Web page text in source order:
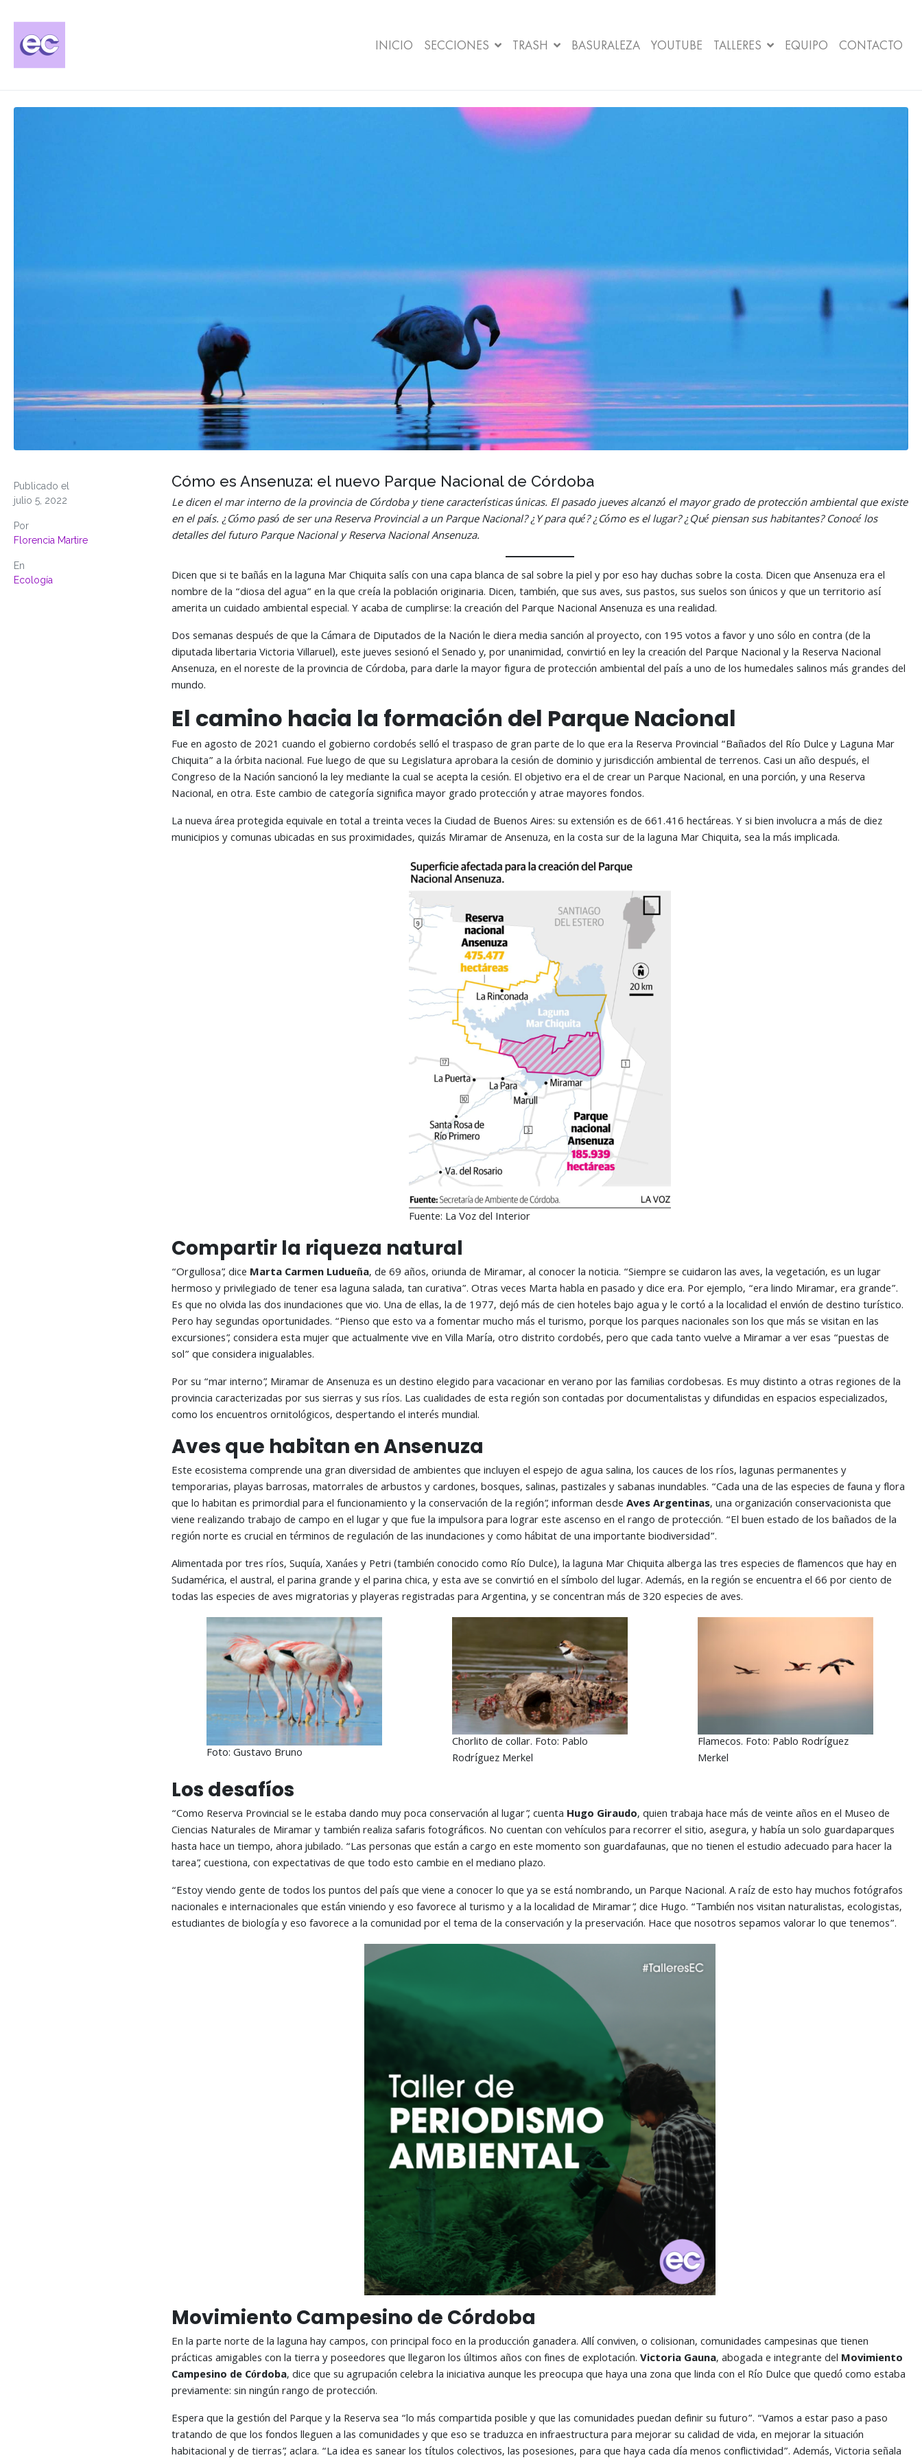
INICIO SECCIONES TRASH BASURALEZA YOUTUBE TALLERES EQUIPO CONTACTO
Publicado el
julio 5, 2022
Por
Florencia Martire
En
Ecología
Cómo es Ansenuza: el nuevo Parque Nacional de Córdoba
Le dicen el mar interno de la provincia de Córdoba y tiene características únicas. El pasado jueves alcanzó el mayor grado de protección ambiental que existe
en el país. ¿Cómo pasó de ser una Reserva Provincial a un Parque Nacional? ¿Y para qué? ¿Cómo es el lugar? ¿Qué piensan sus habitantes? Conocé los
detalles del futuro Parque Nacional y Reserva Nacional Ansenuza.
Dicen que si te bañás en la laguna Mar Chiquita salís con una capa blanca de sal sobre la piel y por eso hay duchas sobre la costa. Dicen que Ansenuza era el
nombre de la “diosa del agua” en la que creía la población originaria. Dicen, también, que sus aves, sus pastos, sus suelos son únicos y que un territorio así
amerita un cuidado ambiental especial. Y acaba de cumplirse: la creación del Parque Nacional Ansenuza es una realidad.
Dos semanas después de que la Cámara de Diputados de la Nación le diera media sanción al proyecto, con 195 votos a favor y uno sólo en contra (de la
diputada libertaria Victoria Villaruel), este jueves sesionó el Senado y, por unanimidad, convirtió en ley la creación del Parque Nacional y la Reserva Nacional
Ansenuza, en el noreste de la provincia de Córdoba, para darle la mayor figura de protección ambiental del país a uno de los humedales salinos más grandes del
mundo.
El camino hacia la formación del Parque Nacional
Fue en agosto de 2021 cuando el gobierno cordobés selló el traspaso de gran parte de lo que era la Reserva Provincial “Bañados del Río Dulce y Laguna Mar
Chiquita” a la órbita nacional. Fue luego de que su Legislatura aprobara la cesión de dominio y jurisdicción ambiental de terrenos. Casi un año después, el
Congreso de la Nación sancionó la ley mediante la cual se acepta la cesión. El objetivo era el de crear un Parque Nacional, en una porción, y una Reserva
Nacional, en otra. Este cambio de categoría significa mayor grado protección y atrae mayores fondos.
La nueva área protegida equivale en total a treinta veces la Ciudad de Buenos Aires: su extensión es de 661.416 hectáreas. Y si bien involucra a más de diez
municipios y comunas ubicadas en sus proximidades, quizás Miramar de Ansenuza, en la costa sur de la laguna Mar Chiquita, sea la más implicada.
Fuente: La Voz del Interior
Compartir la riqueza natural
“Orgullosa”, dice Marta Carmen Ludueña, de 69 años, oriunda de Miramar, al conocer la noticia. “Siempre se cuidaron las aves, la vegetación, es un lugar
hermoso y privilegiado de tener esa laguna salada, tan curativa”. Otras veces Marta habla en pasado y dice era. Por ejemplo, “era lindo Miramar, era grande”.
Es que no olvida las dos inundaciones que vio. Una de ellas, la de 1977, dejó más de cien hoteles bajo agua y le cortó a la localidad el envión de destino turístico.
Pero hay segundas oportunidades. “Pienso que esto va a fomentar mucho más el turismo, porque los parques nacionales son los que más se visitan en las
excursiones”, considera esta mujer que actualmente vive en Villa María, otro distrito cordobés, pero que cada tanto vuelve a Miramar a ver esas “puestas de
sol” que considera inigualables.
Por su “mar interno”, Miramar de Ansenuza es un destino elegido para vacacionar en verano por las familias cordobesas. Es muy distinto a otras regiones de la
provincia caracterizadas por sus sierras y sus ríos. Las cualidades de esta región son contadas por documentalistas y difundidas en espacios especializados,
como los encuentros ornitológicos, despertando el interés mundial.
Aves que habitan en Ansenuza
Este ecosistema comprende una gran diversidad de ambientes que incluyen el espejo de agua salina, los cauces de los ríos, lagunas permanentes y
temporarias, playas barrosas, matorrales de arbustos y cardones, bosques, salinas, pastizales y sabanas inundables. “Cada una de las especies de fauna y flora
que lo habitan es primordial para el funcionamiento y la conservación de la región”, informan desdeAves Argentinas, una organización conservacionista que
viene realizando trabajo de campo en el lugar y que fue la impulsora para lograr este ascenso en el rango de protección. “El buen estado de los bañados de la
región norte es crucial en términos de regulación de las inundaciones y como hábitat de una importante biodiversidad”.
Alimentada por tres ríos, Suquía, Xanáes y Petri (también conocido como Río Dulce), la laguna Mar Chiquita alberga las tres especies de flamencos que hay en
Sudamérica, el austral, el parina grande y el parina chica, y esta ave se convirtió en el símbolo del lugar. Además, en la región se encuentra el 66 por ciento de
todas las especies de aves migratorias y playeras registradas para Argentina, y se concentran más de 320 especies de aves.
Foto: Gustavo Bruno
Chorlito de collar. Foto: Pablo
Rodríguez Merkel
Flamecos. Foto: Pablo Rodríguez
Merkel
Los desafíos
“Como Reserva Provincial se le estaba dando muy poca conservación al lugar”, cuenta Hugo Giraudo, quien trabaja hace más de veinte años en el Museo de
Ciencias Naturales de Miramar y también realiza safaris fotográficos. No cuentan con vehículos para recorrer el sitio, asegura, y había un solo guardaparques
hasta hace un tiempo, ahora jubilado. “Las personas que están a cargo en este momento son guardafaunas, que no tienen el estudio adecuado para hacer la
tarea”, cuestiona, con expectativas de que todo esto cambie en el mediano plazo.
“Estoy viendo gente de todos los puntos del país que viene a conocer lo que ya se está nombrando, un Parque Nacional. A raíz de esto hay muchos fotógrafos
nacionales e internacionales que están viniendo y eso favorece al turismo y a la localidad de Miramar”, dice Hugo. “También nos visitan naturalistas, ecologistas,
estudiantes de biología y eso favorece a la comunidad por el tema de la conservación y la preservación. Hace que nosotros sepamos valorar lo que tenemos”.
Movimiento Campesino de Córdoba
En la parte norte de la laguna hay campos, con principal foco en la producción ganadera. Allí conviven, o colisionan, comunidades campesinas que tienen
prácticas amigables con la tierra y poseedores que llegaron los últimos años con fines de explotación.Victoria Gauna, abogada e integrante del Movimiento
Campesino de Córdoba, dice que su agrupación celebra la iniciativa aunque les preocupa que haya una zona que linda con el Río Dulce que quedó como estaba
previamente: sin ningún rango de protección.
Espera que la gestión del Parque y la Reserva sea “lo más compartida posible y que las comunidades puedan definir su futuro”. “Vamos a estar paso a paso
tratando de que los fondos lleguen a las comunidades y que eso se traduzca en infraestructura para mejorar su calidad de vida, en mejorar la situación
habitacional y de tierras”, aclara. “La idea es sanear los títulos colectivos, las posesiones, para que haya cada día menos conflictividad”. Además, Victoria señala